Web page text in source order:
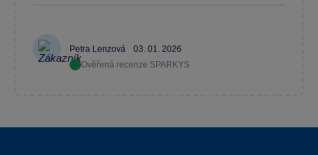
Petra Lenzová
03. 01. 2026
Ověřená recenze SPARKYS